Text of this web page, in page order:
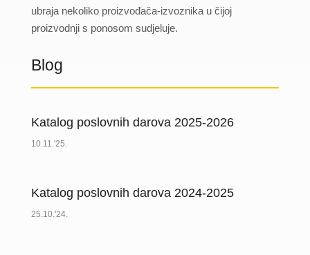
ubraja nekoliko proizvođača-izvoznika u čijoj
proizvodnji s ponosom sudjeluje.
Blog
Katalog poslovnih darova 2025-2026
10.11.'25.
Katalog poslovnih darova 2024-2025
25.10.'24.